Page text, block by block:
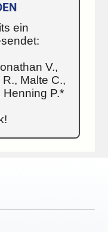
ein
V.,
Malte C.,
P.*